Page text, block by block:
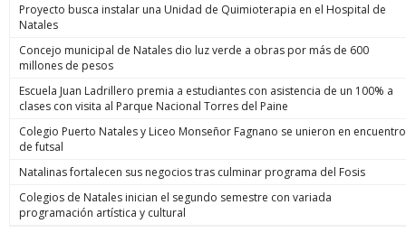
Proyecto busca instalar una Unidad de Quimioterapia en el Hospital de
Natales
Concejo municipal de Natales dio luz verde a obras por más de 600
millones de pesos
Escuela Juan Ladrillero premia a estudiantes con asistencia de un 100% a
clases con visita al Parque Nacional Torres del Paine
Colegio Puerto Natales y Liceo Monseñor Fagnano se unieron en encuentro
de futsal
Natalinas fortalecen sus negocios tras culminar programa del Fosis
Colegios de Natales inician el segundo semestre con variada
programación artística y cultural